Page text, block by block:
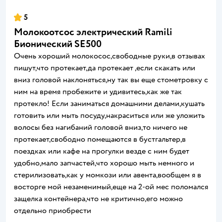
5
Молокоотсос электрический Ramili
Бионический SE500
Очень хороший молокосос,свободные руки,в отзывах
пишут,что протекает,да протекает ,если скакать или
вниз головой наклоняться,ну так вы еще стометровку с
ним на время пробежите и удивитесь,как же так
протекло! Если заниматься домашними делами,кушать
готовить или мыть посуду,накраситься или же уложить
волосы без нагибаний головой вниз,то ничего не
протекает,свободно помещаются в бустгальтер,в
поездках или кафе на прогулки везде с ним будет
удобно,мало запчастей,что хорошо мыть немного и
стерилизовать,как у момкози или авента,вообщем я в
восторге мой незаменимый,еще на 2-ой мес поломался
защелка контейнера,что не критично,его можно
отдельно приобрести